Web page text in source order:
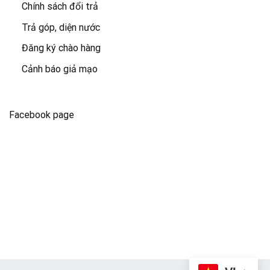
Chính sách đổi trả
Trả góp, diện nước
Đăng ký chào hàng
Cảnh báo giả mạo
Facebook page